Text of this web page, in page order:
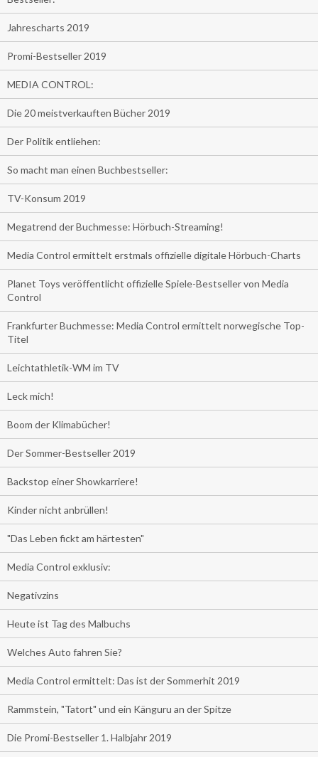
Jahrescharts 2019
Promi-Bestseller 2019
MEDIA CONTROL:
Die 20 meistverkauften Bücher 2019
Der Politik entliehen:
So macht man einen Buchbestseller:
TV-Konsum 2019
Megatrend der Buchmesse: Hörbuch-Streaming!
Media Control ermittelt erstmals offizielle digitale Hörbuch-Charts
Planet Toys veröffentlicht offizielle Spiele-Bestseller von Media
Control
Frankfurter Buchmesse: Media Control ermittelt norwegische Top-
Titel
Leichtathletik-WM im TV
Leck mich!
Boom der Klimabücher!
Der Sommer-Bestseller 2019
Backstop einer Showkarriere!
Kinder nicht anbrüllen!
"Das Leben fickt am härtesten"
Media Control exklusiv:
Negativzins
Heute ist Tag des Malbuchs
Welches Auto fahren Sie?
Media Control ermittelt: Das ist der Sommerhit 2019
Rammstein, "Tatort" und ein Känguru an der Spitze
Die Promi-Bestseller 1. Halbjahr 2019